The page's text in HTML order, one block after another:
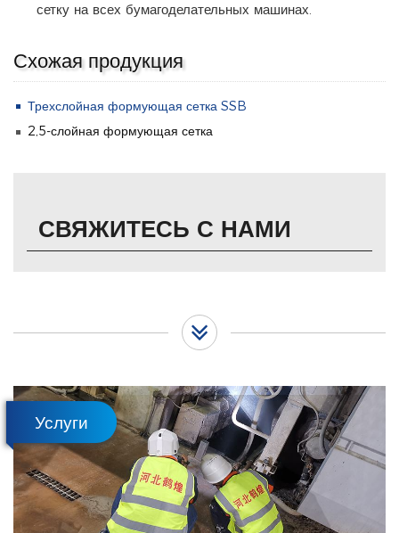
сетку на всех бумагоделательных машинах.
Схожая продукция
Трехслойная формующая сетка SSB
2,5-слойная формующая сетка
СВЯЖИТЕСЬ С НАМИ
Услуги